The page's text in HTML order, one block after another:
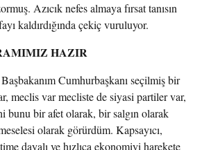
Azıcık nefes almaya fırsat tanısın
kaldırdığında çekiç vuruluyor.
HAZIR
Cumhurbaşkanı seçilmiş bir
meclis var mecliste de siyasi partiler var,
bunu bir afet olarak, bir salgın olarak
olarak görürdüm. Kapsayıcı,
dayalı ve hızlıca ekonomiyi harekete